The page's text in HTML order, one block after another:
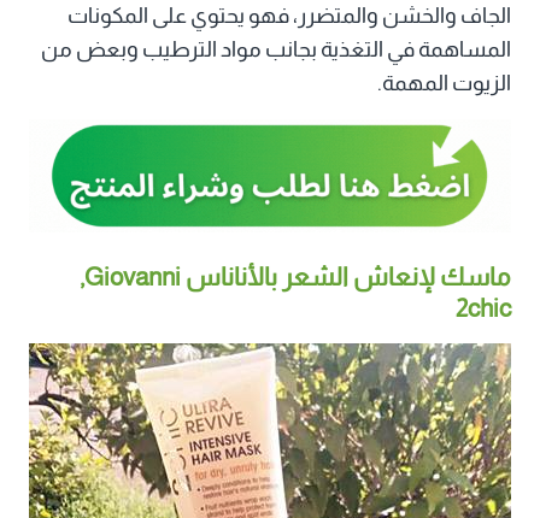
الجاف والخشن والمتضرر، فهو يحتوي على المكونات
المساهمة في التغذية بجانب مواد الترطيب وبعض من
الزيوت المهمة.
ماسك لإنعاش الشعر بالأناناس Giovanni‏,
2chic